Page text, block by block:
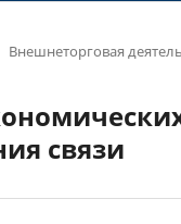
Внешнеторговая
связи